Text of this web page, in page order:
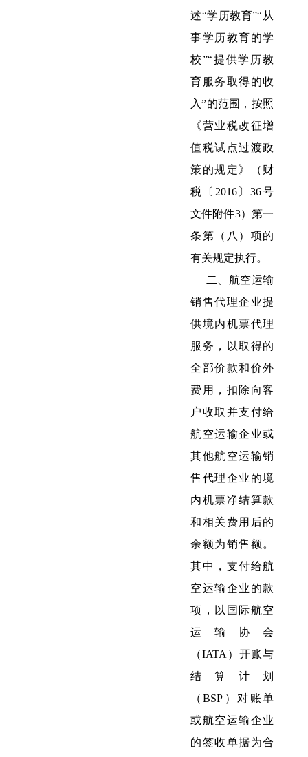
述“学历教育”“从
事学历教育的学
校”“提供学历教
育服务取得的收
入”的范围，按照
《营业税改征增
值税试点过渡政
策的规定》（财
税〔2016〕36号
文件附件3）第一
条第（八）项的
有关规定执行。
二、航空运输
销售代理企业提
供境内机票代理
服务，以取得的
全部价款和价外
费用，扣除向客
户收取并支付给
航空运输企业或
其他航空运输销
售代理企业的境
内机票净结算款
和相关费用后的
余额为销售额。
其中，支付给航
空运输企业的款
项，以国际航空
运输协会
（IATA）开账与
结算计划
（BSP）对账单
或航空运输企业
的签收单据为合